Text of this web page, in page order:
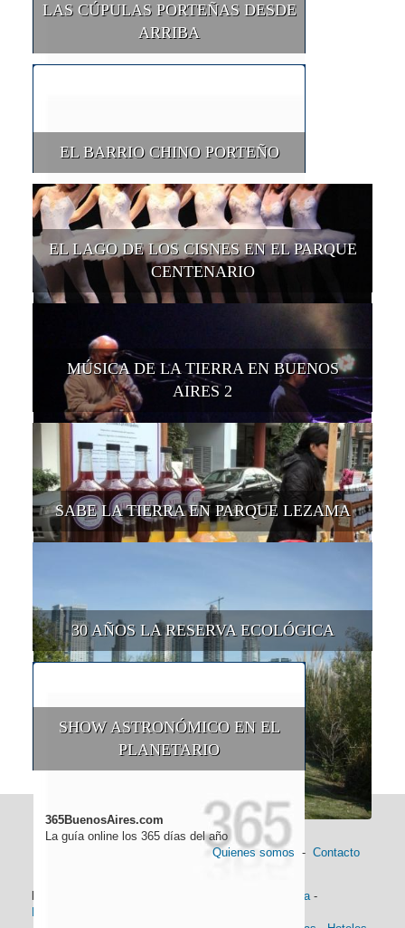
LAS CÚPULAS PORTEÑAS DESDE
ARRIBA
EL BARRIO CHINO PORTEÑO
EL LAGO DE LOS CISNES EN EL PARQUE
CENTENARIO
MÚSICA DE LA TIERRA EN BUENOS
AIRES 2
SABE LA TIERRA EN PARQUE LEZAMA
30 AÑOS LA RESERVA ECOLÓGICA
SHOW ASTRONÓMICO EN EL
PLANETARIO
365BuenosAires.com
La guía online los 365 días del año
Quienes somos - Contacto
Historia-